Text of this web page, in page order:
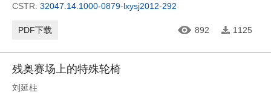
CSTR: 32047.14.1000-0879-lxysj2012-292
PDF下载 892 1125
残奥赛场上的特殊轮椅
刘延柱